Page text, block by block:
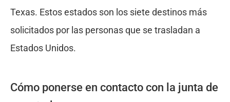
Texas. Estos estados son los siete destinos más
solicitados por las personas que se trasladan a
Estados Unidos.
Cómo ponerse en contacto con la junta de